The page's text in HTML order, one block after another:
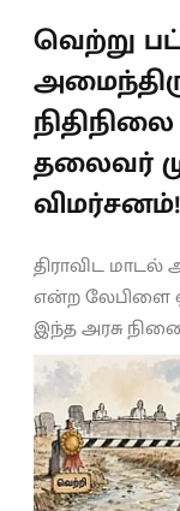
வெற்று
தலைவர்
விமர்சனம்!
திராவிட
என்ற லேபிளை
இந்த அரசு